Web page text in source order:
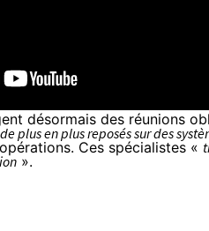
désormais des réunions
plus en plus reposés sur des
Ces spécialistes «
».